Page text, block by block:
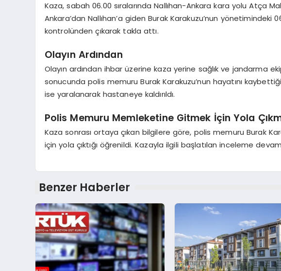
Kaza, sabah 06.00 sıralarında Nallıhan-Ankara kara yolu Atça
Ankara’dan Nallıhan’a giden Burak Karakuzu’nun yönetimindeki
kontrolünden çıkarak takla attı.
Olayın Ardından
Olayın ardından ihbar üzerine kaza yerine sağlık ve jandarma
sonucunda polis memuru Burak Karakuzu’nun hayatını
ise yaralanarak hastaneye kaldırıldı.
Polis Memuru Memleketine Gitmek İçin Yola
Kaza sonrası ortaya çıkan bilgilere göre, polis memuru Burak
için yola çıktığı öğrenildi. Kazayla ilgili başlatılan inceleme
Benzer Haberler